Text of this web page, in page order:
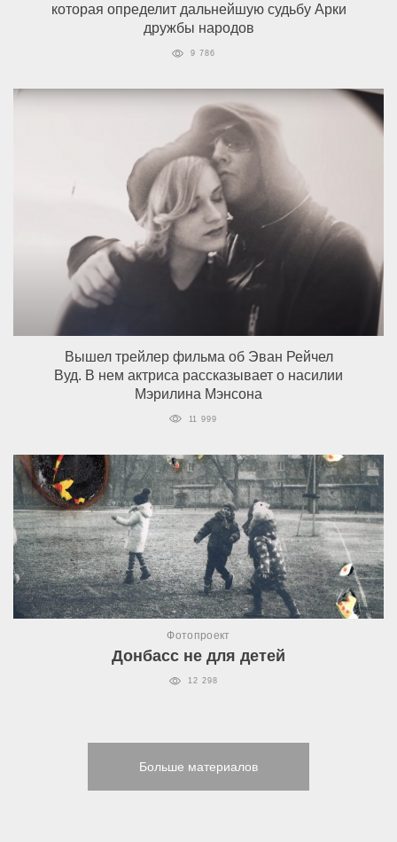
которая определит дальнейшую судьбу Арки
дружбы народов
9 786
Вышел трейлер фильма об Эван Рейчел
Вуд. В нем актриса рассказывает о насилии
Мэрилина Мэнсона
11 999
Фотопроект
Донбасс не для детей
12 298
Больше материалов